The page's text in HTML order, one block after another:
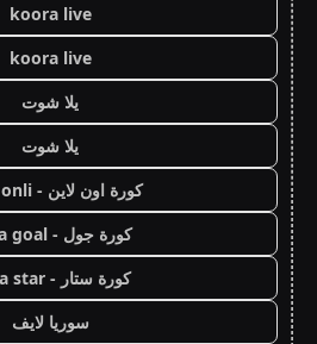
koora live
koora live
يلا شوت
يلا شوت
كورة اون لاين - kora onli
كورة جول - kora goal
كورة ستار - kora star
سوريا لايف